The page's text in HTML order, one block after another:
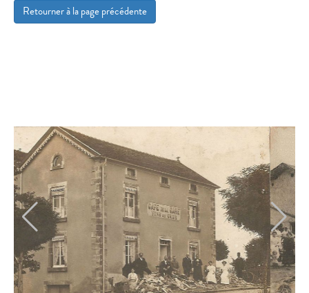
Retourner à la page précédente